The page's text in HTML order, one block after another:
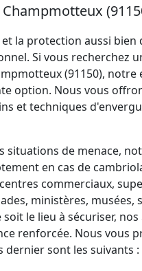
la protection aussi
Si vous recherchez
(91150),
option. Nous vous
et techniques
situations de menace,
en cas de
commerciaux,
ministères, musées,
le lieu à sécuriser,
renforcée. Nous vous
dernier sont les suivants :